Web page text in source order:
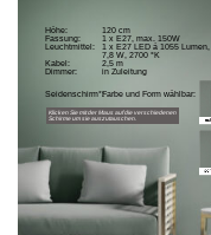
Klicken Sie mit der Maus auf die verschiedenen
Schirme um sie auszutauschen.
Höhe:
Fassung:
Leuchtmittel:
Kabel:
Dimmer:
Seidenschirm*:Farbe und Form wählbar:
120 cm
1 x E27, max. 150W
1 x E27 LED á 1055 Lumen,
7,8 W, 2700 °K
2,5 m
in Zuleitung